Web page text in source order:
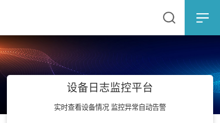
设备日志监控平台
实时查看设备情况 监控异常自动告警